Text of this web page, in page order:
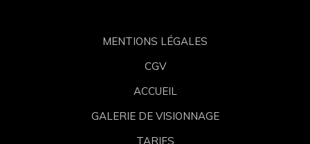
MENTIONS LÉGALES
CGV
ACCUEIL
GALERIE DE VISIONNAGE
TARIFS